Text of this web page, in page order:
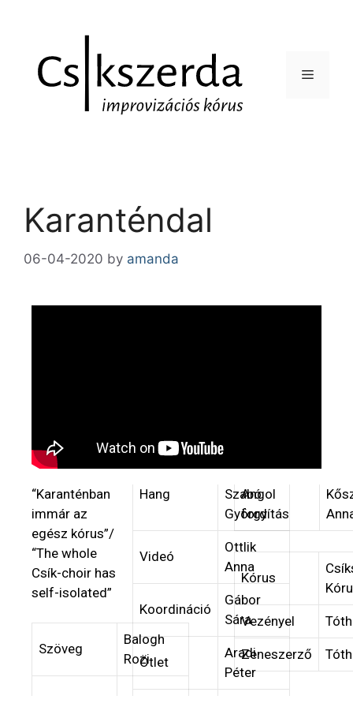
Karanténdal
06-04-2020 by amanda
“Karanténban
immár az
egész kórus”/
“The whole
Csík-choir has
self-isolated”
Szöveg
Balogh
Rozi
Hang
Szabó
György
Videó
Ottlik
Anna
Koordináció
Gábor
Sára
Ötlet
Aradi
Péter
Angol
fordítás
Kórus
Vezényel
Zeneszerző